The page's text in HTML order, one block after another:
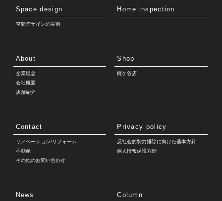
Space design
空間デザインの実例
Home inspection
About
企業理念
会社概要
店舗紹介
Shop
梶ケ谷店
Contact
リノベーション/リフォーム
不動産
その他のお問い合わせ
Privacy policy
反社会的勢力排除に向けた基本方針
個人情報保護方針
News Column